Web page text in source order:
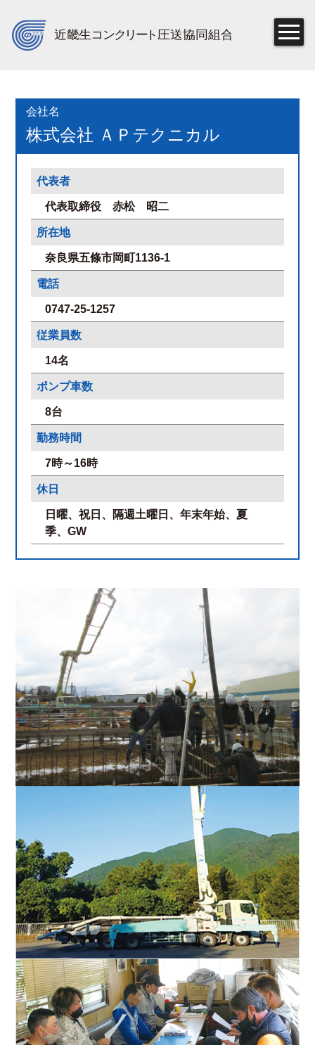
会社名
株式会社 ＡＰテクニカル
代表者
代表取締役 赤松 昭二
所在地
奈良県五條市岡町1136-1
電話
0747-25-1257
従業員数
14名
ポンプ車数
8台
勤務時間
7時～16時
休日
日曜、祝日、隔週土曜日、年末年始、夏
季、GW